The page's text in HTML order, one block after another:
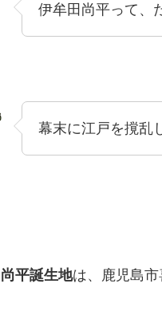
伊牟田尚平って、
幕末に江戸を撹乱
平誕生地は、鹿児島市